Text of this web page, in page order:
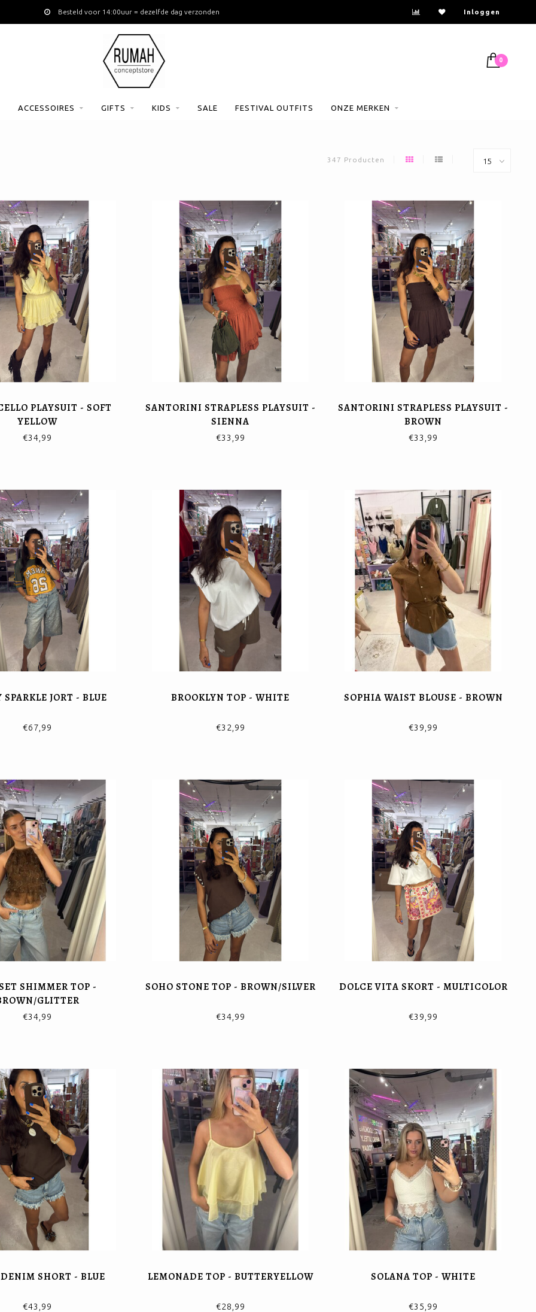
Besteld voor 14:00uur = dezelfde dag verzonden Inloggen
0
ACCESSOIRES GIFTS KIDS SALE FESTIVAL OUTFITS ONZE MERKEN
347 Producten
PLAYSUIT - SOFT
YELLOW
€34,99
SANTORINI STRAPLESS PLAYSUIT -
SIENNA
€33,99
SANTORINI STRAPLESS PLAYSUIT -
BROWN
€33,99
SPARKLE JORT - BLUE
€67,99
BROOKLYN TOP - WHITE
€32,99
SOPHIA WAIST BLOUSE - BROWN
€39,99
SHIMMER TOP -
GLITTER
€34,99
SOHO STONE TOP - BROWN/SILVER
€34,99
DOLCE VITA SKORT - MULTICOLOR
€39,99
SHORT - BLUE
€43,99
LEMONADE TOP - BUTTERYELLOW
€28,99
SOLANA TOP - WHITE
€35,99